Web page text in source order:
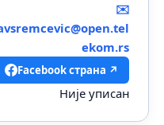
✉️
ekom.rs
Facebook страна ↗
Није уписан